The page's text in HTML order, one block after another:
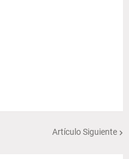
Artículo Siguiente